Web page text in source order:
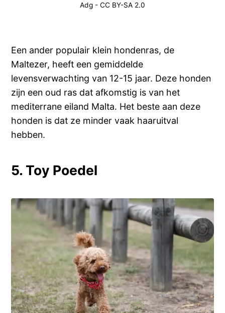
Adg - CC BY-SA 2.0
Een ander populair klein hondenras, de
Maltezer, heeft een gemiddelde
levensverwachting van 12-15 jaar. Deze honden
zijn een oud ras dat afkomstig is van het
mediterrane eiland Malta. Het beste aan deze
honden is dat ze minder vaak haaruitval
hebben.
5. Toy Poedel